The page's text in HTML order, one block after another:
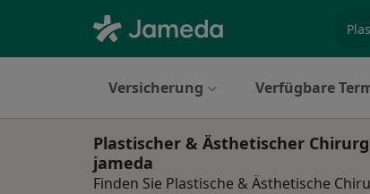
Versicherung Verfügbare
Plastischer & Ästhetischer
jameda
Finden Sie Plastische & Ästhetische